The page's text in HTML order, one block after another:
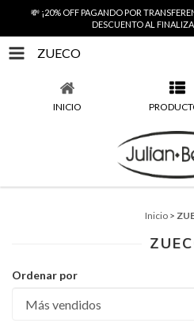
💸 ¡20% OFF PAGANDO POR
DESCUENTO AL
ZUECO
INICIO
Inicio >
Ordenar por